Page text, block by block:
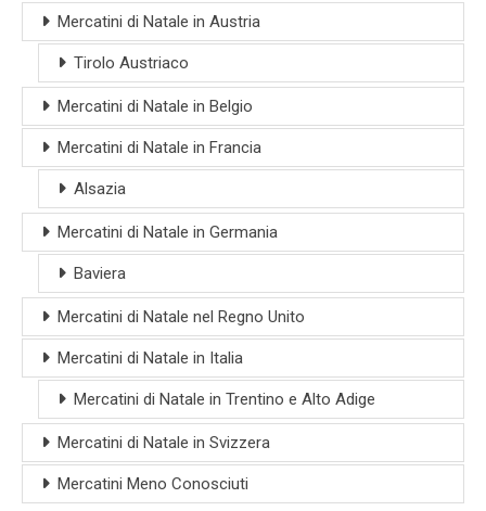
Mercatini di Natale in Austria
Tirolo Austriaco
Mercatini di Natale in Belgio
Mercatini di Natale in Francia
Alsazia
Mercatini di Natale in Germania
Baviera
Mercatini di Natale nel Regno Unito
Mercatini di Natale in Italia
Mercatini di Natale in Trentino e Alto Adige
Mercatini di Natale in Svizzera
Mercatini Meno Conosciuti